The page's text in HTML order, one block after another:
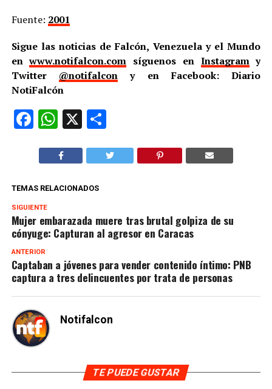
Fuente: 2001
Sigue las noticias de Falcón, Venezuela y el Mundo
enwww.notifalcon.com síguenos en Instagramy
Twitter @notifalcon y en Facebook: Diario
NotiFalcón
Facebook
WhatsApp
X Compartir
TEMAS RELACIONADOS
SIGUIENTE
Mujer embarazada muere tras brutal golpiza de su
cónyuge: Capturan al agresor en Caracas
ANTERIOR
Captaban a jóvenes para vender contenido íntimo: PNB
captura a tres delincuentes por trata de personas
Notifalcon
TE PUEDE GUSTAR